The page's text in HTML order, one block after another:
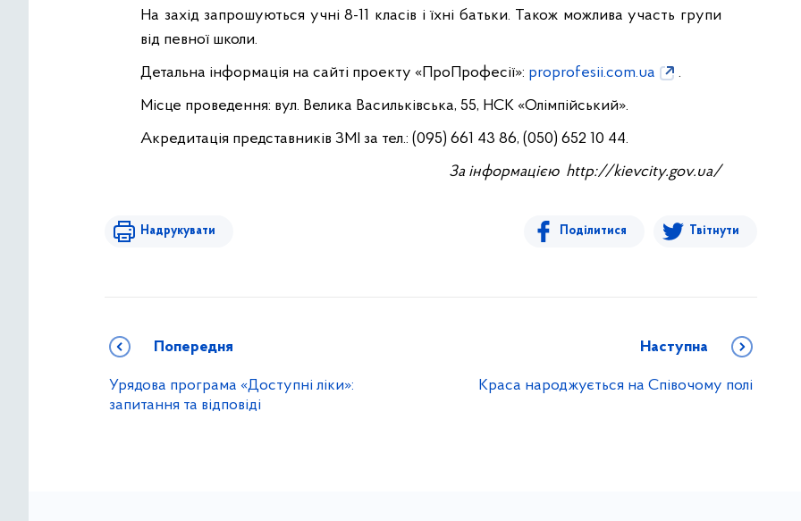
На захід запрошуються учні 8-11 класів і їхні батьки. Також можлива участь групи
від певної школи.
Детальна інформація на сайті проекту «ПроПрофесії»: proprofesii.com.ua
.
Місце проведення: вул. Велика Васильківська, 55, НСК «Олімпійський».
Акредитація представників ЗМІ за тел.: (095) 661 43 86, (050) 652 10 44.
За інформацією http://kievcity.gov.ua/
Надрукувати Поділитися Твітнути
Попередня
Урядова програма «Доступні ліки»:
запитання та відповіді
Наступна
Краса народжується на Співочому полі